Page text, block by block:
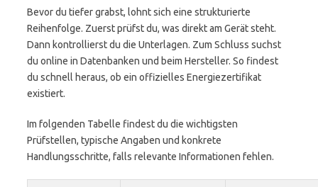
Bevor du tiefer grabst, lohnt sich eine strukturierte
Reihenfolge. Zuerst prüfst du, was direkt am Gerät steht.
Dann kontrollierst du die Unterlagen. Zum Schluss suchst
du online in Datenbanken und beim Hersteller. So findest
du schnell heraus, ob ein offizielles Energiezertifikat
existiert.
Im folgenden Tabelle findest du die wichtigsten
Prüfstellen, typische Angaben und konkrete
Handlungsschritte, falls relevante Informationen fehlen.